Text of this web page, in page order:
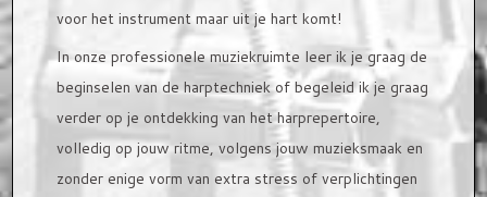
voor het instrument maar uit je hart komt!
In onze professionele muziekruimte leer ik je graag de
beginselen van de harptechniek of begeleid ik je graag
verder op je ontdekking van het harprepertoire,
volledig op jouw ritme, volgens jouw muzieksmaak en
zonder enige vorm van extra stress of verplichtingen